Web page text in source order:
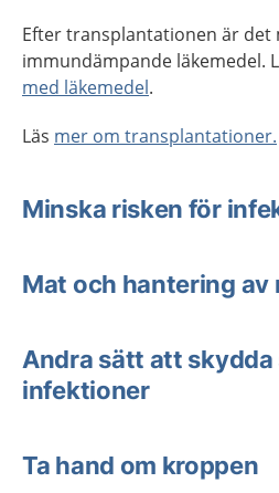
Efter transplantationen är det
immundämpande läkemedel.
med läkemedel.
Läs mer om transplantationer.
Minska risken för
Mat och hantering av
Andra sätt att skydda
infektioner
Ta hand om kroppen